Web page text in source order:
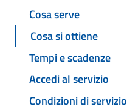
Cosa serve
Cosa si ottiene
Tempi e scadenze
Accedi al servizio
Condizioni di servizio